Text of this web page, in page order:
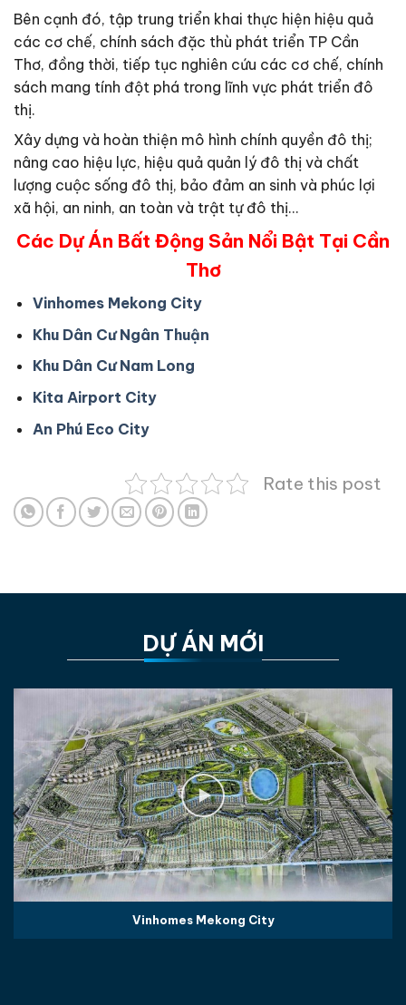
Bên cạnh đó, tập trung triển khai thực hiện hiệu quả
các cơ chế, chính sách đặc thù phát triển TP Cần
Thơ, đồng thời, tiếp tục nghiên cứu các cơ chế, chính
sách mang tính đột phá trong lĩnh vực phát triển đô
thị.
Xây dựng và hoàn thiện mô hình chính quyền đô thị;
nâng cao hiệu lực, hiệu quả quản lý đô thị và chất
lượng cuộc sống đô thị, bảo đảm an sinh và phúc lợi
xã hội, an ninh, an toàn và trật tự đô thị…
Các Dự Án Bất Động Sản Nổi Bật Tại Cần
Thơ
Vinhomes Mekong City
Khu Dân Cư Ngân Thuận
Khu Dân Cư Nam Long
Kita Airport City
An Phú Eco City
Rate this post
DỰ ÁN MỚI
Vinhomes Mekong City